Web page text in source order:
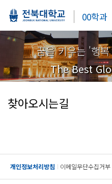
00학과
꿈을 키우는 '행
The Best
찾아오시는길
개인정보처리방침 이메일무단수집거부